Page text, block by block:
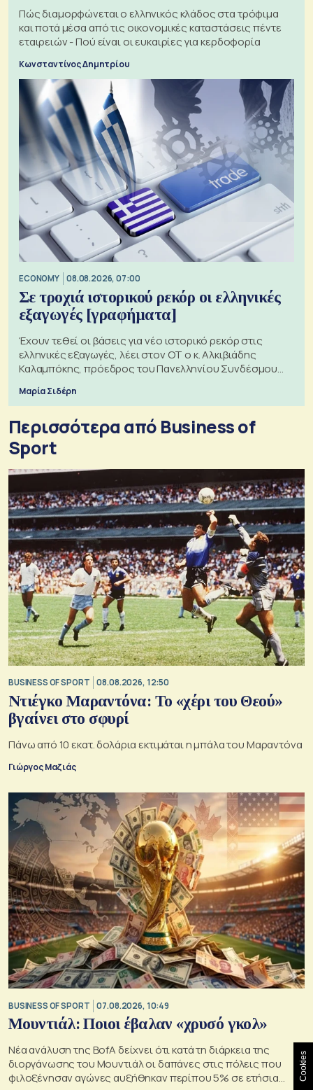
Πώς διαμορφώνεται ο ελληνικός κλάδος στα τρόφιμα
και ποτά μέσα από τις οικονομικές καταστάσεις πέντε
εταιρειών - Πού είναι οι ευκαιρίες για κερδοφορία
Κωνσταντίνος Δημητρίου
ECONOMY 08.08.2026, 07:00
Σε τροχιά ιστορικού ρεκόρ οι ελληνικές
εξαγωγές [γραφήματα]
Έχουν τεθεί οι βάσεις για νέο ιστορικό ρεκόρ στις
ελληνικές εξαγωγές, λέει στον ΟΤ ο κ. Αλκιβιάδης
Καλαμπόκης, πρόεδρος του Πανελληνίου Συνδέσμου
Μαρία Σιδέρη
Περισσότερα από Business of
Sport
BUSINESS OF SPORT 08.08.2026, 12:50
Ντιέγκο Μαραντόνα: Το «χέρι του Θεού»
βγαίνει στο σφυρί
Πάνω από 10 εκατ. δολάρια εκτιμάται η μπάλα του Μαραντόνα
Γιώργος Μαζιάς
BUSINESS OF SPORT 07.08.2026, 10:49
Μουντιάλ: Ποιοι έβαλαν «χρυσό γκολ»
Νέα ανάλυση της BofA δείχνει ότι κατά τη διάρκεια της
διοργάνωσης του Μουντιάλ οι δαπάνες στις πόλεις που
φιλοξένησαν αγώνες αυξήθηκαν περίπου 5% σε ετήσια
Cookies